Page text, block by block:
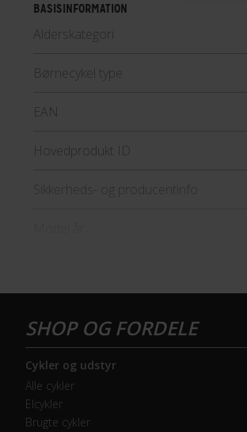
BASISINFORMATION
Alderskategori
Børnecykel type
EAN
Hovedprodukt ID
Sikkerheds- og producentinfo
Forbremse
GEAR
Drivlinje
Cykler og udstyr
Alle cykler
Elcykler
Brugte cykler